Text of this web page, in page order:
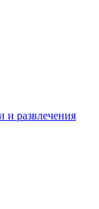
и развлечения